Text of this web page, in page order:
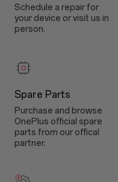
Schedule a repair for
your device or visit us in
person.
Spare Parts
Purchase and browse
OnePlus official spare
parts from our offical
partner.